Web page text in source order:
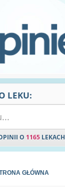
LEKU:
O 1165 LEKACH
GŁÓWNA